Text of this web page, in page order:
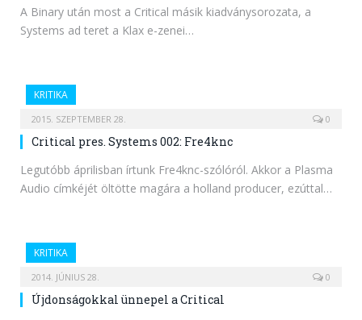
A Binary után most a Critical másik kiadványsorozata, a
Systems ad teret a Klax e-zenei…
KRITIKA
2015. SZEPTEMBER 28. 0
Critical pres. Systems 002: Fre4knc
Legutóbb áprilisban írtunk Fre4knc-szólóról. Akkor a Plasma
Audio címkéjét öltötte magára a holland producer, ezúttal…
KRITIKA
2014. JÚNIUS 28. 0
Újdonságokkal ünnepel a Critical